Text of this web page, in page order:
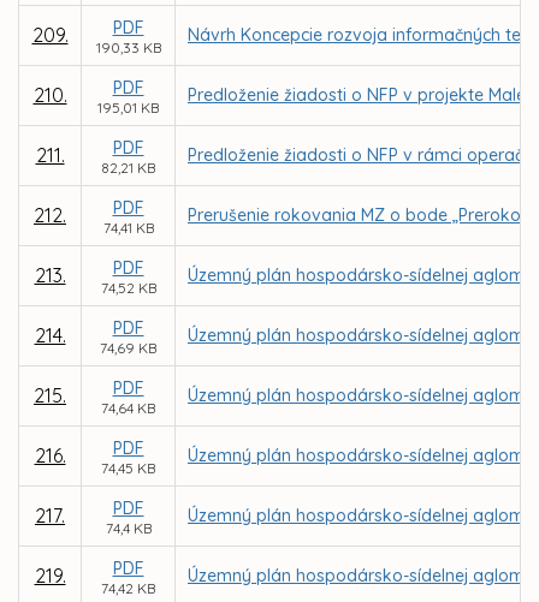
209. PDF
190,33 KB
Návrh Koncepcie rozvoja informačných
210. PDF
195,01 KB
Predloženie žiadosti o NFP v projekte Malé
211. PDF
82,21 KB
Predloženie žiadosti o NFP v rámci
212. PDF
74,41 KB
Prerušenie rokovania MZ o bode
213. PDF
74,52 KB
Územný plán hospodársko-sídelnej
214. PDF
74,69 KB
Územný plán hospodársko-sídelnej
215. PDF
74,64 KB
Územný plán hospodársko-sídelnej
216. PDF
74,45 KB
Územný plán hospodársko-sídelnej
217. PDF
74,4 KB
Územný plán hospodársko-sídelnej
219. PDF
74,42 KB
Územný plán hospodársko-sídelnej